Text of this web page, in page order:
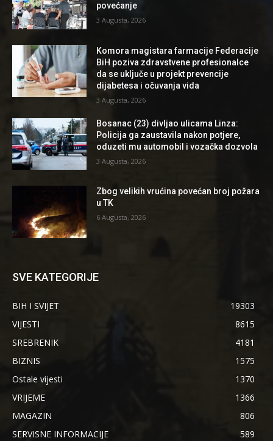
povećanje
3 Augusta, 2026
Komora magistara farmacije Federacije
BiH poziva zdravstvene profesionalce
da se uključe u projekt prevencije
dijabetesa i očuvanja vida
3 Augusta, 2026
Bosanac (23) divljao ulicama Linza:
Policija ga zaustavila nakon potjere,
oduzeti mu automobil i vozačka dozvola
3 Augusta, 2026
Zbog velikih vrućina povećan broj požara
u TK
6 Augusta, 2026
SVE KATEGORIJE
BIH I SVIJET
19303
VIJESTI
8615
SREBRENIK
4181
BIZNIS
1575
Ostale vijesti
1370
VRIJEME
1366
MAGAZIN
806
SERVISNE INFORMACIJE
589